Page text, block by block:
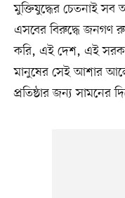
মুক্তিযুদ্ধের চেতনাই সব
এসবের বিরুদ্ধে জনগণ
করি, এই দেশ, এই
মানুষের সেই আশার
প্রতিষ্ঠার জন্য সামনের